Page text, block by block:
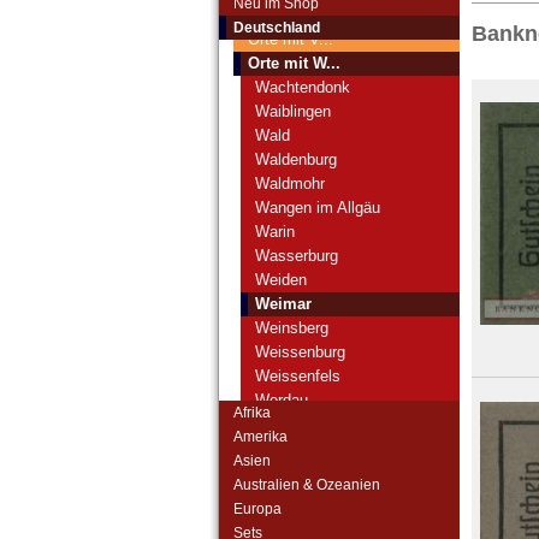
Deutschland
Orte mit U...
Orte mit V...
Orte mit W...
Wachtendonk
Waiblingen
Wald
Waldenburg
Waldmohr
Wangen im Allgäu
Warin
Wasserburg
Weiden
Weimar
Weinsberg
Weissenburg
Weissenfels
Werdau
Wetzlar
Afrika
Amerika
Asien
Australien & Ozeanien
Europa
Sets